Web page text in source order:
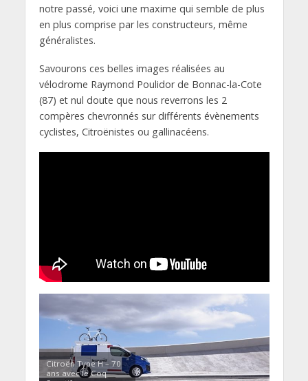
notre passé, voici une maxime qui semble de plus
en plus comprise par les constructeurs, même
généralistes.
Savourons ces belles images réalisées au
vélodrome Raymond Poulidor de Bonnac-la-Cote
(87) et nul doute que nous reverrons les 2
compères chevronnés sur différents évènements
cyclistes, Citroënistes ou gallinacéens.
Citroën Type H – 70
ans avec le Coq